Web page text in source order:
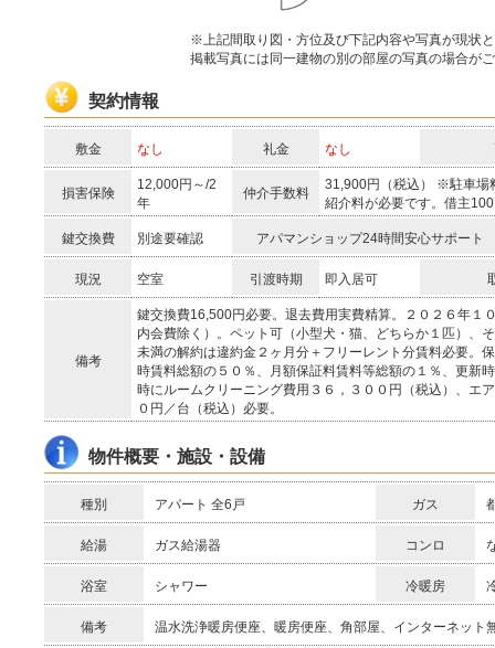
※上記間取り図・方位及び下記内容や写真が現状
掲載写真には同一建物の別の部屋の写真の場合が
契約情報
敷金 なし 礼金 なし
損害保険
12,000円～/2
年
仲介手数料
31,900円（税込） ※駐車場
紹介料が必要です。借主
鍵交換費 別途要確認 アパマンショップ24時間安心サポート
現況 空室 引渡時期 即入居可
備考
鍵交換費16,500円必要。退去費用実費精算。２０２６年１
内会費除く）。ペット可（小型犬・猫、どちらか１匹）、
未満の解約は違約金２ヶ月分＋フリーレント分賃料必要。
時賃料総額の５０％、月額保証料賃料等総額の１％、更新
時にルームクリーニング費用３６，３００円（税込）、エ
０円／台（税込）必要。
物件概要・施設・設備
種別 アパート 全6戸 ガス
給湯 ガス給湯器 コンロ
浴室 シャワー 冷暖房
備考
温水洗浄暖房便座、暖房便座、角部屋、インターネット